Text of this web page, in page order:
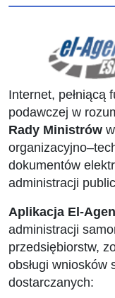
Internet, pełniącą
podawczej w
Rady Ministrów
dokumentów
administracji
Aplikacja El-
administracji
przedsiębiorstw,
obsługi wniosków
dostarczanych: